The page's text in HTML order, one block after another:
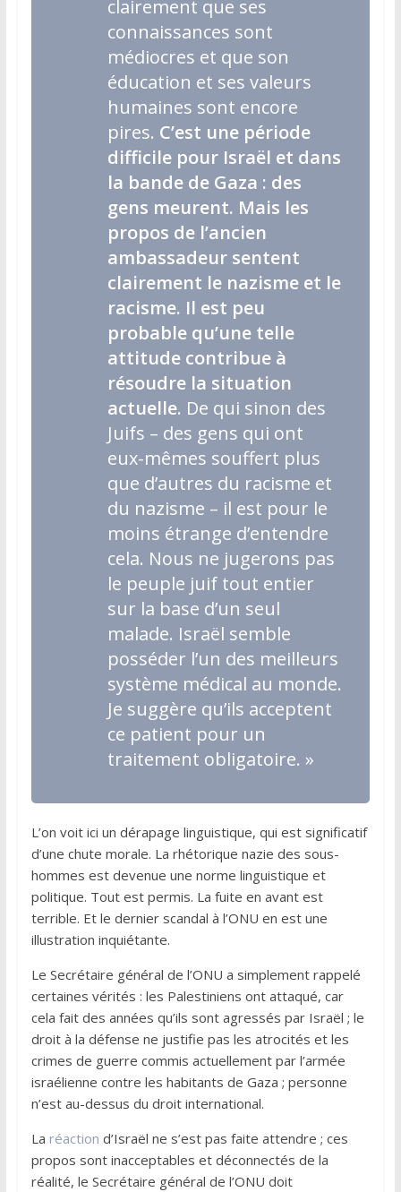
clairement que ses
connaissances sont
médiocres et que son
éducation et ses valeurs
humaines sont encore
pires. C’est une période
difficile pour Israël et dans
la bande de Gaza : des
gens meurent. Mais les
propos de l’ancien
ambassadeur sentent
clairement le nazisme et le
racisme. Il est peu
probable qu’une telle
attitude contribue à
résoudre la situation
actuelle. De qui sinon des
Juifs – des gens qui ont
eux-mêmes souffert plus
que d’autres du racisme et
du nazisme – il est pour le
moins étrange d’entendre
cela. Nous ne jugerons pas
le peuple juif tout entier
sur la base d’un seul
malade. Israël semble
posséder l’un des meilleurs
système médical au monde.
Je suggère qu’ils acceptent
ce patient pour un
traitement obligatoire. »
L’on voit ici un dérapage linguistique, qui est significatif
d’une chute morale. La rhétorique nazie des sous-
hommes est devenue une norme linguistique et
politique. Tout est permis. La fuite en avant est
terrible. Et le dernier scandal à l’ONU en est une
illustration inquiétante.
Le Secrétaire général de l’ONU a simplement rappelé
certaines vérités : les Palestiniens ont attaqué, car
cela fait des années qu’ils sont agressés par Israël ; le
droit à la défense ne justifie pas les atrocités et les
crimes de guerre commis actuellement par l’armée
israélienne contre les habitants de Gaza ; personne
n’est au-dessus du droit international.
La réaction d’Israël ne s’est pas faite attendre ; ces
propos sont inacceptables et déconnectés de la
réalité, le Secrétaire général de l’ONU doit